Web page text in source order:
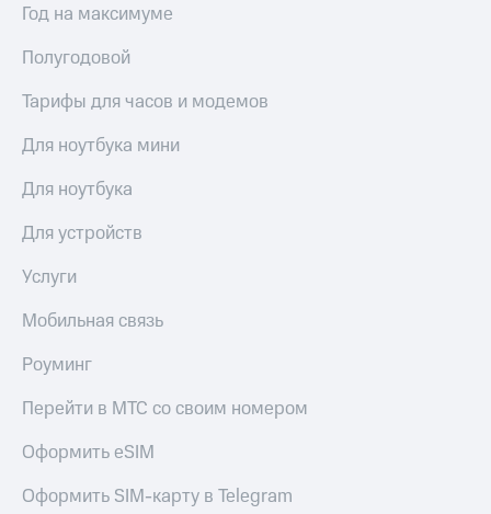
Год на максимуме
Полугодовой
Тарифы для часов и модемов
Для ноутбука мини
Для ноутбука
Для устройств
Услуги
Мобильная связь
Роуминг
Перейти в МТС со своим номером
Оформить eSIM
Оформить SIM-карту в Telegram